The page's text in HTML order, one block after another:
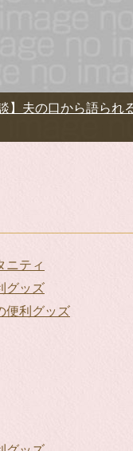
】夫の口から語られ
ニティ
グッズ
便利グッズ